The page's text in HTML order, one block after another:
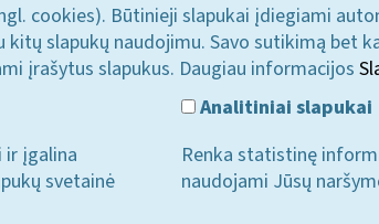
cookies). Būtinieji slapukai įdiegiami
slapukų naudojimu. Savo sutikimą bet
įrašytus slapukus. Daugiau informacijos
ir įgalina
svetainė
Analitiniai slapukai
Renka statistinę
naudojami Jūsų